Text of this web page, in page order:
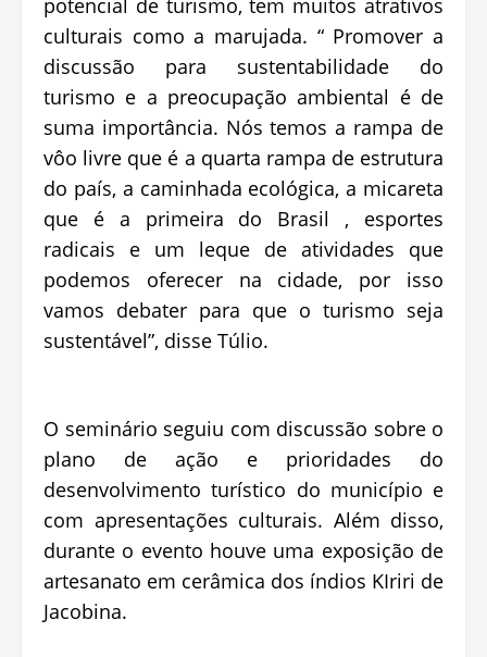
potencial de turismo, tem muitos atrativos
culturais como a marujada. “ Promover a
discussão para sustentabilidade do
turismo e a preocupação ambiental é de
suma importância. Nós temos a rampa de
vôo livre que é a quarta rampa de estrutura
do país, a caminhada ecológica, a micareta
que é a primeira do Brasil , esportes
radicais e um leque de atividades que
podemos oferecer na cidade, por isso
vamos debater para que o turismo seja
sustentável”, disse Túlio.
O seminário seguiu com discussão sobre o
plano de ação e prioridades do
desenvolvimento turístico do município e
com apresentações culturais. Além disso,
durante o evento houve uma exposição de
artesanato em cerâmica dos índios KIriri de
Jacobina.